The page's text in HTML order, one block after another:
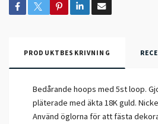
PRODUKTBESKRIVNING
Bedårande hoops med 5st loop.
pläterade med äkta 18K guld.
Använd öglorna för att fästa